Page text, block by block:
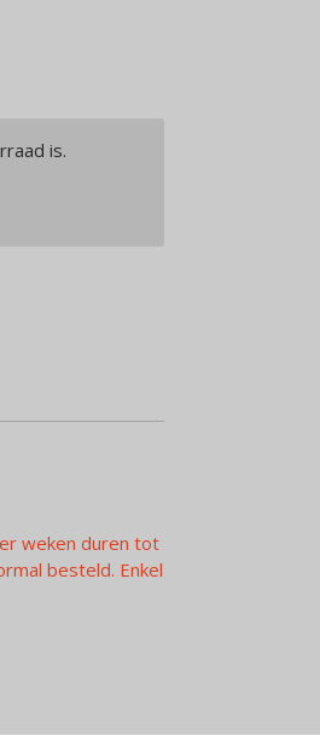
is.
weken duren tot
besteld. Enkel